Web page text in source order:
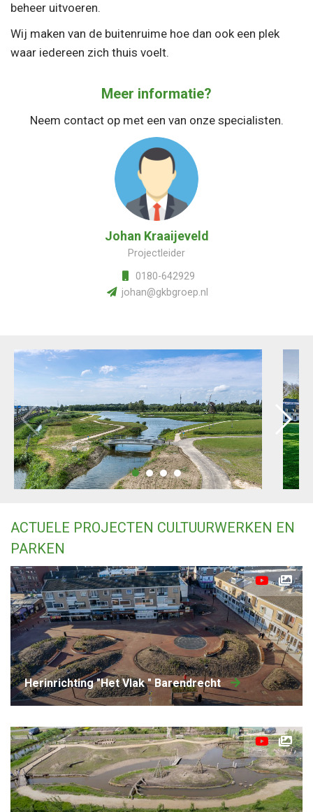
beheer uitvoeren.
Wij maken van de buitenruime hoe dan ook een plek
waar iedereen zich thuis voelt.
Meer informatie?
Neem contact op met een van onze specialisten.
Johan Kraaijeveld
Projectleider
0180-642929
johan@gkbgroep.nl
ACTUELE PROJECTEN CULTUURWERKEN EN
PARKEN
herinrichting "Het Vlak " Barendrecht